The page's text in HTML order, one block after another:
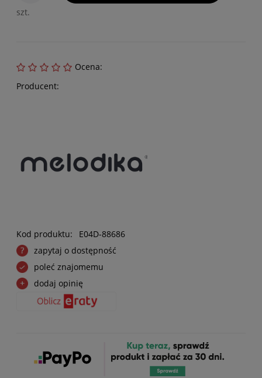
szt.
Ocena:
Producent:
Kod produktu:
E04D-88686
zapytaj o dostępność
poleć znajomemu
dodaj opinię